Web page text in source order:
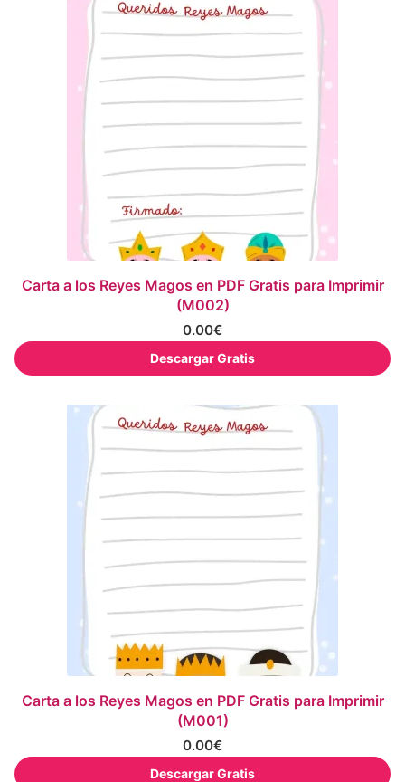
Carta a los Reyes Magos en PDF Gratis para Imprimir
(M002)
0.00€
Descargar Gratis
Carta a los Reyes Magos en PDF Gratis para Imprimir
(M001)
0.00€
Descargar Gratis